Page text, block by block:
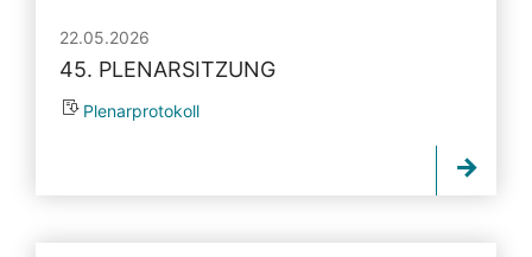
22.05.2026
45. PLENARSITZUNG
Plenarprotokoll